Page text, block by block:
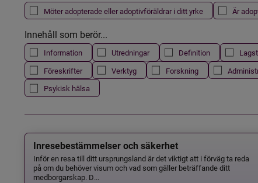
Möter adopterade eller adoptivföräldrar i ditt yrke Är
Innehåll som berör...
Information Utredningar Definition
Föreskrifter
Verktyg Forskning
Psykisk hälsa
Inresebestämmelser och säkerhet
Inför en resa till ditt ursprungsland är det viktigt att i förväg ta reda
på om du behöver visum och vad som gäller beträffande ditt
medborgarskap. D...